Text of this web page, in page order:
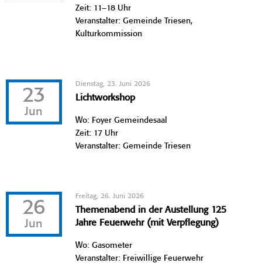
Zeit: 11–18 Uhr
Veranstalter: Gemeinde Triesen,
Kulturkommission
23
Jun
Dienstag, 23. Juni 2026
Lichtworkshop
Wo: Foyer Gemeindesaal
Zeit: 17 Uhr
Veranstalter: Gemeinde Triesen
26
Jun
Freitag, 26. Juni 2026
Themenabend in der Austellung 125
Jahre Feuerwehr (mit Verpflegung)
Wo: Gasometer
Veranstalter: Freiwillige Feuerwehr